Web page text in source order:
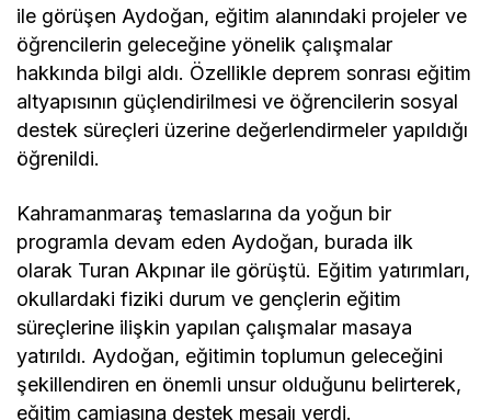
ile görüşen Aydoğan, eğitim alanındaki projeler ve
öğrencilerin geleceğine yönelik çalışmalar
hakkında bilgi aldı. Özellikle deprem sonrası eğitim
altyapısının güçlendirilmesi ve öğrencilerin sosyal
destek süreçleri üzerine değerlendirmeler yapıldığı
öğrenildi.
Kahramanmaraş temaslarına da yoğun bir
programla devam eden Aydoğan, burada ilk
olarak Turan Akpınar ile görüştü. Eğitim yatırımları,
okullardaki fiziki durum ve gençlerin eğitim
süreçlerine ilişkin yapılan çalışmalar masaya
yatırıldı. Aydoğan, eğitimin toplumun geleceğini
şekillendiren en önemli unsur olduğunu belirterek,
eğitim camiasına destek mesajı verdi.